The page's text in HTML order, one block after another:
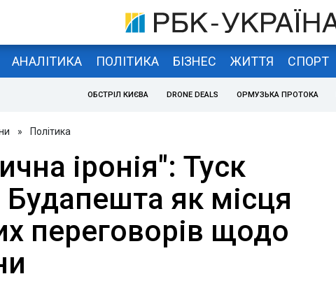
АНАЛІТИКА ПОЛІТИКА БІЗНЕС ЖИТТЯ СПОРТ
ОБСТРІЛ КИЄВА DRONE DEALS ОРМУЗЬКА ПРОТОКА
» Політика
іронія": Туск
Будапешта як місця
переговорів щодо